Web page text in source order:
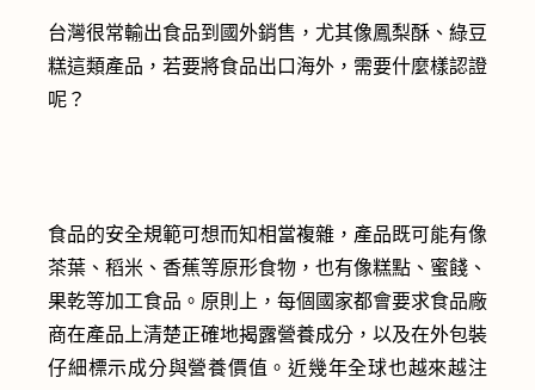
台灣很常輸出食品到國外銷售，尤其像鳳梨酥、綠豆
糕這類產品，若要將食品出口海外，需要什麼樣認證
呢？
食品的安全規範可想而知相當複雜，產品既可能有像
茶葉、稻米、香蕉等原形食物，也有像糕點、蜜餞、
果乾等加工食品。原則上，每個國家都會要求食品廠
商在產品上清楚正確地揭露營養成分，以及在外包裝
仔細標示成分與營養價值。近幾年全球也越來越注